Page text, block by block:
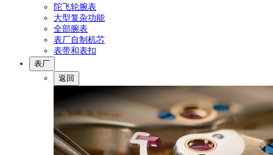
陀飞轮腕表
大型复杂功能
全部腕表
表厂自制机芯
表带和表扣
表厂
返回